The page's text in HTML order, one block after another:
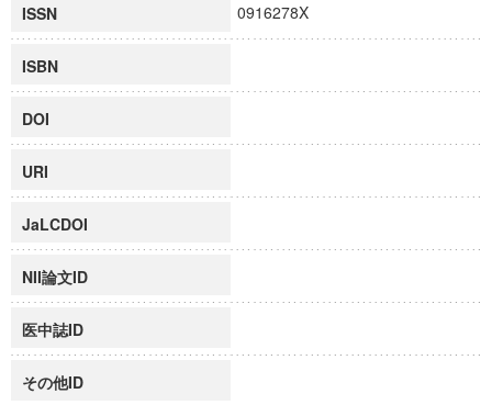
ISSN 0916278X
ISBN
DOI
URI
JaLCDOI
NII論文ID
医中誌ID
その他ID